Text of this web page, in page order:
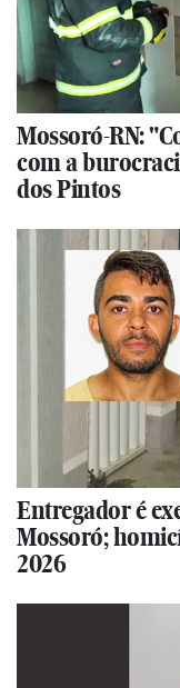
Mossoró-RN:
com a
dos Pintos
Entregador é
Mossoró;
2026